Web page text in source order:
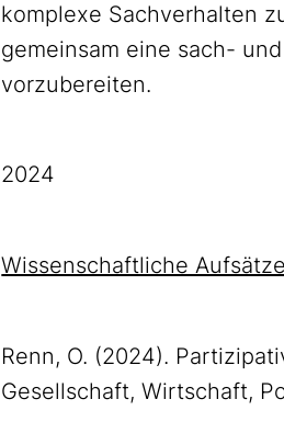
komplexe Sachverhalten
gemeinsam eine sach-
vorzubereiten.
2024
Wissenschaftliche Aufsätze
Renn, O. (2024).
Gesellschaft, Wirtschaft,